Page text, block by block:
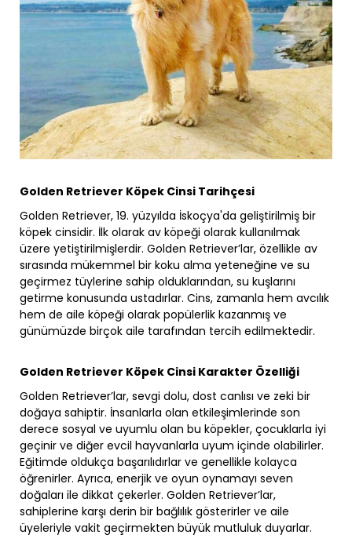
Golden Retriever Köpek Cinsi Tarihçesi
Golden Retriever, 19. yüzyılda İskoçya'da geliştirilmiş bir
köpek cinsidir. İlk olarak av köpeği olarak kullanılmak
üzere yetiştirilmişlerdir. Golden Retriever’lar, özellikle av
sırasında mükemmel bir koku alma yeteneğine ve su
geçirmez tüylerine sahip olduklarından, su kuşlarını
getirme konusunda ustadırlar. Cins, zamanla hem avcılık
hem de aile köpeği olarak popülerlik kazanmış ve
günümüzde birçok aile tarafından tercih edilmektedir.
Golden Retriever Köpek Cinsi Karakter Özelliği
Golden Retriever’lar, sevgi dolu, dost canlısı ve zeki bir
doğaya sahiptir. İnsanlarla olan etkileşimlerinde son
derece sosyal ve uyumlu olan bu köpekler, çocuklarla iyi
geçinir ve diğer evcil hayvanlarla uyum içinde olabilirler.
Eğitimde oldukça başarılıdırlar ve genellikle kolayca
öğrenirler. Ayrıca, enerjik ve oyun oynamayı seven
doğaları ile dikkat çekerler. Golden Retriever’lar,
sahiplerine karşı derin bir bağlılık gösterirler ve aile
üyeleriyle vakit geçirmekten büyük mutluluk duyarlar.